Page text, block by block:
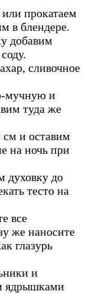
прокатаем
в блендере.
добавим
сливочное
мучную и
туда же
см и оставим
на ночь при
духовку до
тесто на
все
же наносите
глазурь
и
ядрышками